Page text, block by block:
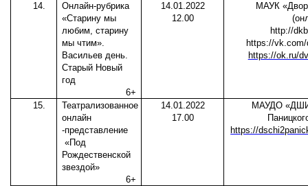
14.
Онлайн-рубрика
«Старину мы
любим, старину
мы чтим».
Васильев день.
Старый Новый
год
6+
14.01.2022
12.00
МАУК
http://
https://
https://ok.ru/
15.
Театрализованное
онлайн
-представление
«Под
Рождественской
звездой»
6+
14.01.2022
17.00
МАУДО
https://